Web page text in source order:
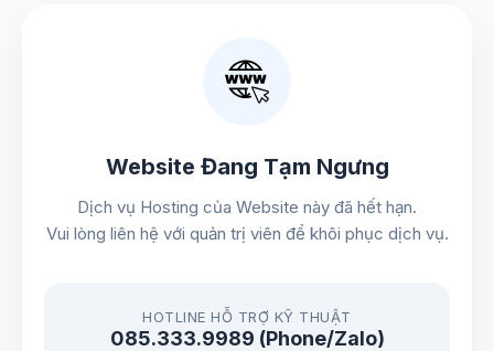
Website Đang Tạm Ngưng
Dịch vụ Hosting của Website này đã hết hạn.
Vui lòng liên hệ với quản trị viên để khôi phục dịch vụ.
HOTLINE HỖ TRỢ KỸ THUẬT
085.333.9989 (Phone/Zalo)